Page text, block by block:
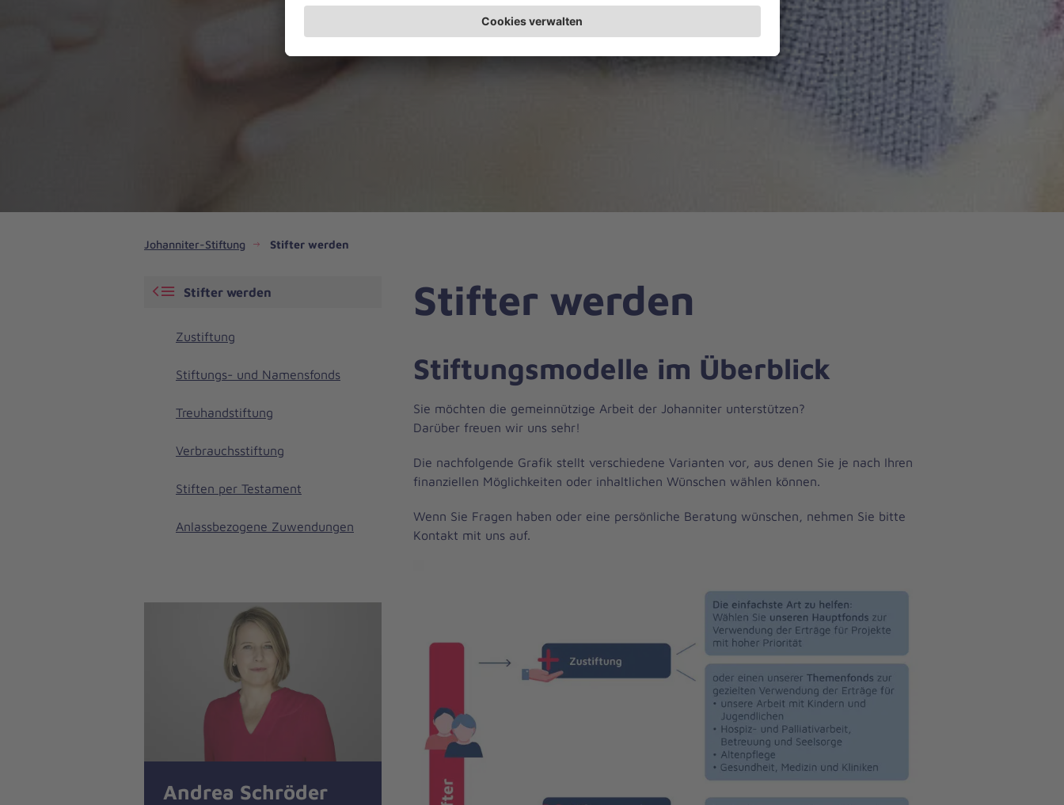
Johanniter-Stiftung Stifter werden
Stifter werden
Stiftungsmodelle im Überblick
Sie möchten die gemeinnützige Arbeit der Johanniter unterstützen?
Darüber freuen wir uns sehr!
Die nachfolgende Grafik stellt verschiedene Varianten vor, aus denen Sie je nach Ihren
finanziellen Möglichkeiten oder inhaltlichen Wünschen wählen können.
Wenn Sie Fragen haben oder eine persönliche Beratung wünschen, nehmen Sie bitte
Kontakt mit uns auf.
Stifter werden
Zustiftung
Stiftungs- und Namensfonds
Treuhandstiftung
Verbrauchsstiftung
Stiften per Testament
Anlassbezogene Zuwendungen
Andrea Schröder